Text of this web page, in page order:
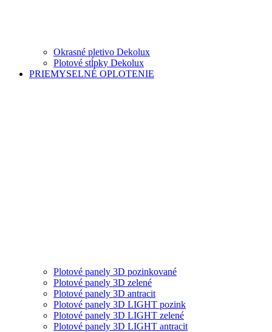
Okrasné pletivo Dekolux
Plotové stĺpky Dekolux
PRIEMYSELNÉ OPLOTENIE
Plotové panely 3D pozinkované
Plotové panely 3D zelené
Plotové panely 3D antracit
Plotové panely 3D LIGHT pozink
Plotové panely 3D LIGHT zelené
Plotové panely 3D LIGHT antracit